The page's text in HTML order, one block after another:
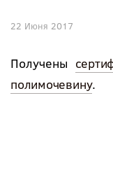
22 Июня 2017
Получены
полимочевину.